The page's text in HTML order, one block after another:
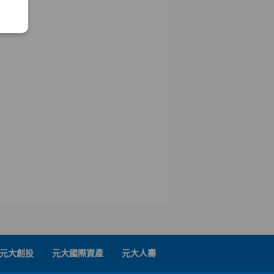
元大創投 元大國際資產 元大人壽